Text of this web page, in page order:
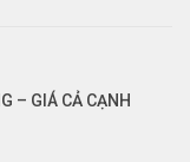
– GIÁ CẢ CẠNH